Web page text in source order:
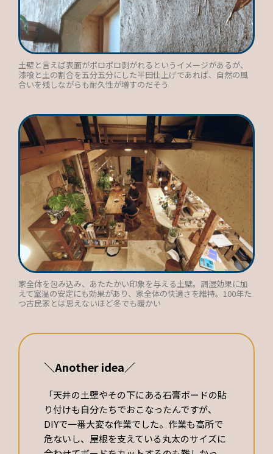
土壁と言えば表面がポロポロ剥がれるというイメージがあるが、
漆喰と土の割合を五分五分にした半田仕上げであれば、自然の風
合いを残しながらも耐久性が増すのだそう
家全体を包み込み、あたたかい印象を与える土壁。調湿効果に加
えて室温の安定にも効果があり、家全体の快適さを維持。100年た
つ古民家とは思えないほど冬でも暖かい
＼Another idea／
「天井の土壁やその下にある石膏ボードの貼
り付けも自分たちでおこなったんですが、
DIYで一番大変な作業でした。作業も高所で
危ないし、屋根を支えている丸太のサイズに